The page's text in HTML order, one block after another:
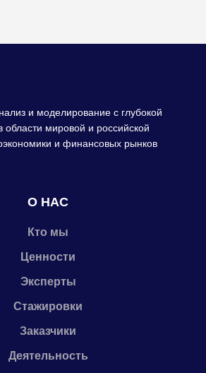
и моделирование с глубокой
области мировой и российской
и финансовых рынков
О НАС
Кто мы
Ценности
Эксперты
Стажировки
Заказчики
Деятельность